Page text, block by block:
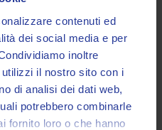
contenuti ed
dei social media e per
inoltre
il nostro sito con i
di analisi dei dati web,
potrebbero combinarle
fornito loro o che hanno
Valeri Sport